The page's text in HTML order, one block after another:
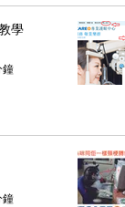
學
鐘
鐘